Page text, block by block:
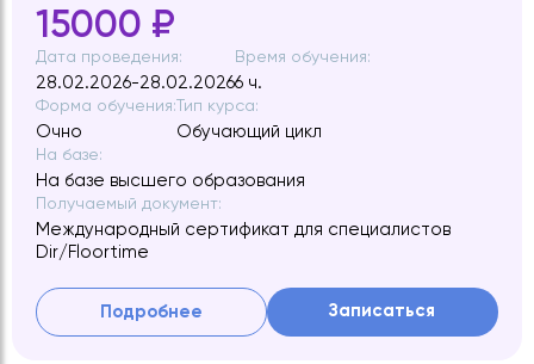
15000 ₽
Дата проведения:
28.02.2026-28.02.2026
Время обучения:
6 ч.
Форма обучения:
Очно
Тип курса:
Обучающий цикл
На базе:
На базе высшего образования
Получаемый документ:
Международный сертификат для специалистов
Dir/Floortime
Подробнее Записаться